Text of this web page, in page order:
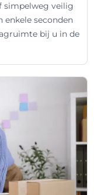
simpelweg veilig
enkele seconden
bij u in de